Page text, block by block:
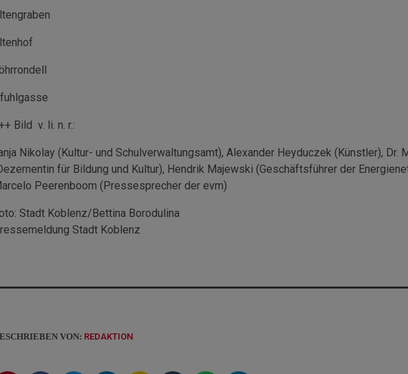
Bild v. li. n. r.:
Nikolay (Kultur- und Schulverwaltungsamt), Alexander Heyduczek (Künstler), Dr.
für Bildung und Kultur), Hendrik Majewski (Geschäftsführer der
Peerenboom (Pressesprecher der evm)
Stadt Koblenz/Bettina Borodulina
Stadt Koblenz
VON: REDAKTION